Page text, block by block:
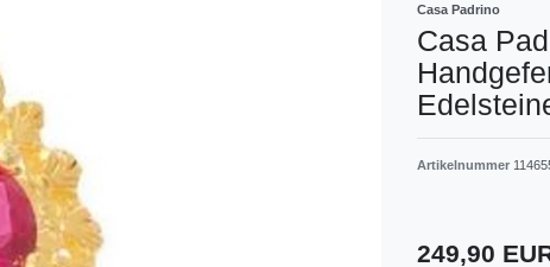
Casa Padrino
Casa
Artikelnummer
249,90